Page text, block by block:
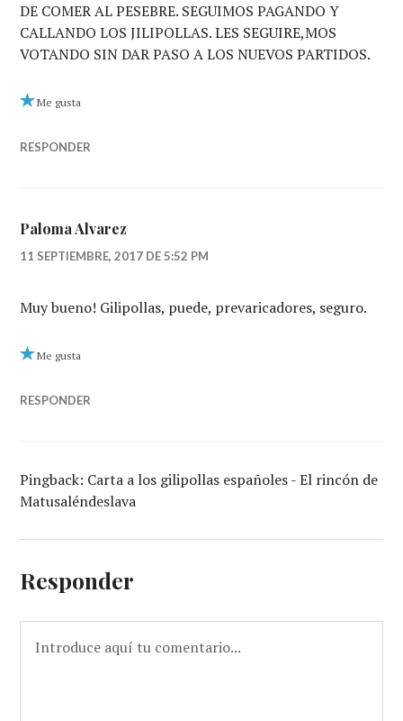
DE COMER AL PESEBRE. SEGUIMOS PAGANDO Y
CALLANDO LOS JILIPOLLAS. LES SEGUIRE,MOS
VOTANDO SIN DAR PASO A LOS NUEVOS PARTIDOS.
Me gusta
RESPONDER
Paloma Alvarez
11 SEPTIEMBRE, 2017 DE 5:52 PM
Muy bueno! Gilipollas, puede, prevaricadores, seguro.
Me gusta
RESPONDER
Pingback: Carta a los gilipollas españoles - El rincón de
Matusaléndeslava
Responder